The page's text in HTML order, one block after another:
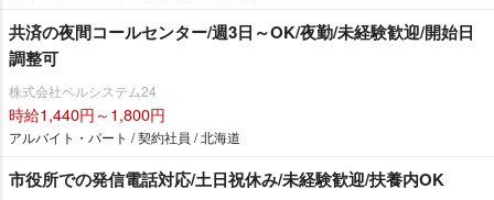
共済の夜間コールセンター/週3日～OK/夜勤/未経験歓迎/開始日
調整可
株式会社ベルシステム24
時給1,440円～1,800円
アルバイト・パート / 契約社員 / 北海道
市役所での発信電話対応/土日祝休み/未経験歓迎/扶養内OK